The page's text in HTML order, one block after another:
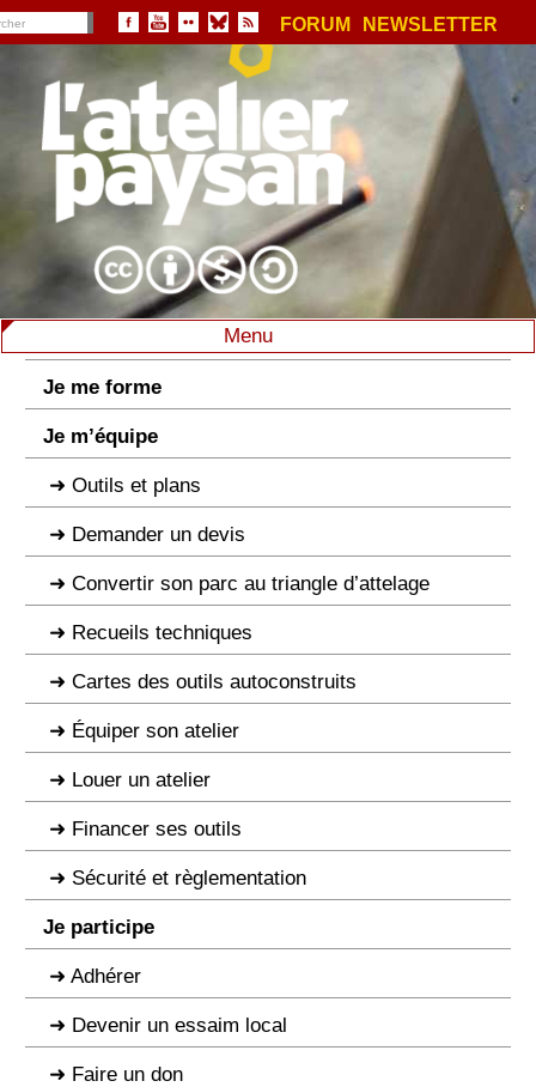
FORUM NEWSLETTER
Menu
Je me forme
Je m’équipe
Outils et plans
Demander un devis
Convertir son parc au triangle d’attelage
Recueils techniques
Cartes des outils autoconstruits
Équiper son atelier
Louer un atelier
Financer ses outils
Sécurité et règlementation
Je participe
Adhérer
Devenir un essaim local
Faire un don